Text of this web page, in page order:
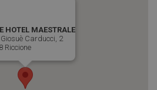
HOTEL MAESTRALE
Carducci, 2
Riccione